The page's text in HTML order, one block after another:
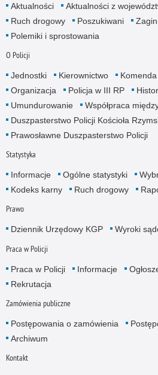
Aktualności Aktualności z
Ruch drogowy
Poszukiwani
Polemiki i sprostowania
O Policji
Jednostki Kierownictwo
Komenda
Organizacja
Policja w III RP
Umundurowanie
Współpraca
Duszpasterstwo Policji Kościoła
Prawosławne Duszpasterstwo Policji
Statystyka
Informacje Ogólne statystyki
Kodeks karny
Ruch drogowy
Prawo
Dziennik Urzędowy KGP Wyroki
Praca w Policji
Praca w Policji Informacje
Rekrutacja
Zamówienia publiczne
Postępowania o zamówienia
Archiwum
Kontakt